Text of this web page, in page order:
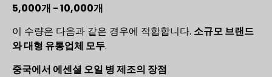
5,000개 - 10,000개
이 수량은 다음과 같은 경우에 적합합니다. 소규모 브랜드
와 대형 유통업체 모두.
중국에서 에센셜 오일 병 제조의 장점